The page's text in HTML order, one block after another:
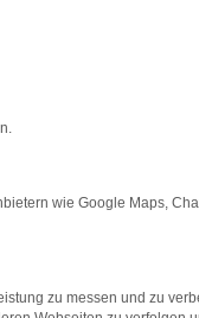
die Seite in einem
wie Google Maps,
zu messen und zu